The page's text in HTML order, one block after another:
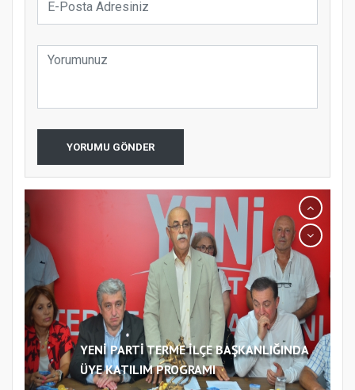
YORUMU GÖNDER
YENİ PARTİ TERME İLÇE BAŞKANLIĞINDA
ÜYE KATILIM PROGRAMI